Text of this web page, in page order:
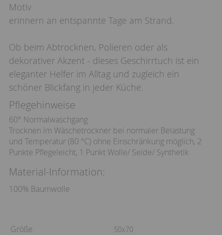
Motiv
erinnern an entspannte Tage am Strand.
Ob beim Abtrocknen, Polieren oder als
dekorativer Akzent - dieses Geschirrtuch ist ein
eleganter Helfer im Alltag und zugleich ein
schöner Blickfang in jeder Küche.
Pflegehinweise
60° Normalwaschgang
Trocknen im Wäschetrockner bei normaler Belastung
und Temperatur (80 °C) ohne Einschränkung möglich, 2
Punkte Pflegeleicht, 1 Punkt Wolle/ Seide/ Synthetik
Material-Information:
100% Baumwolle
Größe 50x70